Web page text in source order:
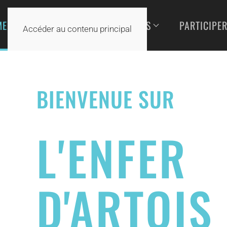
Accéder au contenu principal
INFO COURSE & COUREURS PARTICIPER
BIENVENUE SUR
L'ENFER
D'ARTOIS